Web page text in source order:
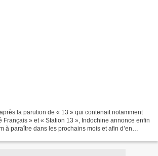
la parution de « 13 » qui contenait notamment
Français » et « Station 13 », Indochine annonce enfin
à paraître dans les prochains mois et afin d’en